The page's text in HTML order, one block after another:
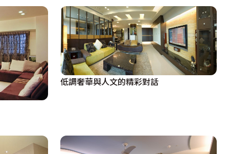
低調奢華與人文的精彩對話